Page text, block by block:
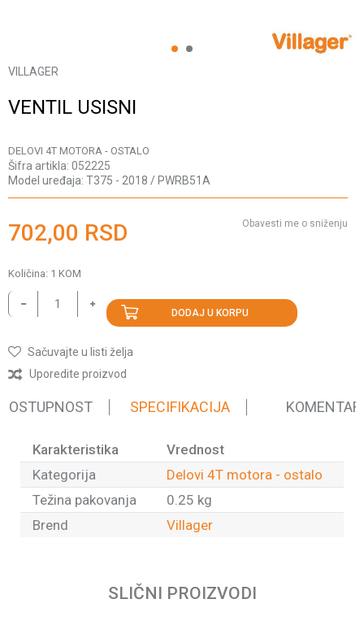
1 2
VILLAGER
VENTIL USISNI
DELOVI 4T MOTORA - OSTALO
Šifra artikla: 052225
Model uređaja: T375 - 2018 / PWRB51A
702,00 RSD Obavesti me o sniženju
Količina: 1 KOM
DODAJ U KORPU
Sačuvajte u listi želja
Uporedite proizvod
SPECIFIKACIJA
Karakteristika
Vrednost
Kategorija
Delovi 4T motora - ostalo
Težina pakovanja
0.25 kg
Brend
Villager
SLIČNI PROIZVODI